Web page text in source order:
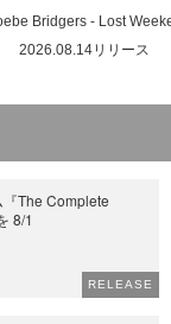
Bridgers - Lost
2026.08.14リリース
The Complete
8/1
RELEASE